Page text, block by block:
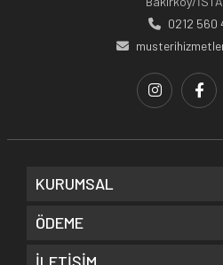
0212 560
KURUMSAL
ÖDEME